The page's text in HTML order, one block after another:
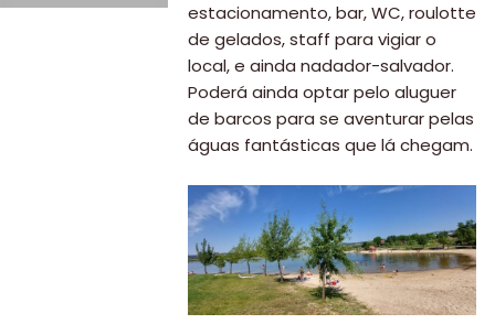
estacionamento, bar, WC, roulotte
de gelados, staff para vigiar o
local, e ainda nadador-salvador.
Poderá ainda optar pelo aluguer
de barcos para se aventurar pelas
águas fantásticas que lá chegam.